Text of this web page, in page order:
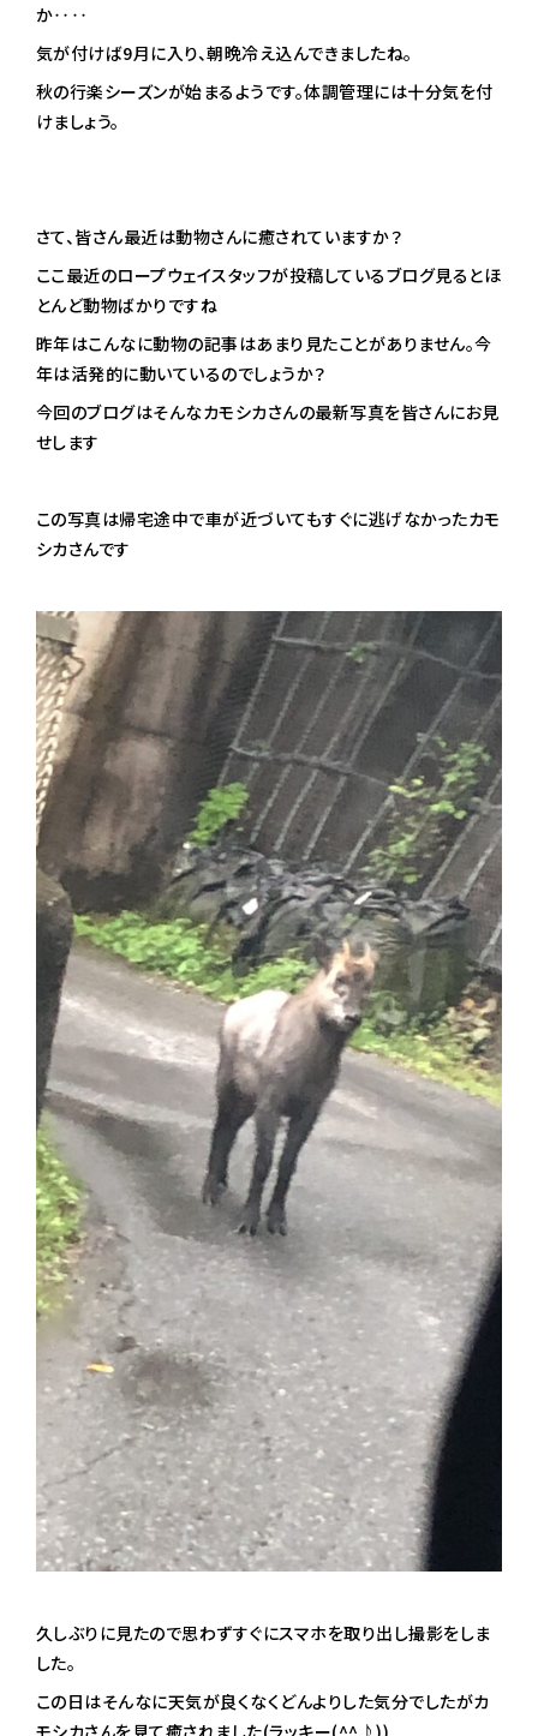
か‥‥
気が付けば9月に入り、朝晩冷え込んできましたね。
秋の行楽シーズンが始まるようです。体調管理には十分気を付
けましょう。
さて、皆さん最近は動物さんに癒されていますか？
ここ最近のロープウェイスタッフが投稿しているブログ見るとほ
とんど動物ばかりですね
昨年はこんなに動物の記事はあまり見たことがありません。今
年は活発的に動いているのでしょうか？
今回のブログはそんなカモシカさんの最新写真を皆さんにお見
せします
この写真は帰宅途中で車が近づいてもすぐに逃げなかったカモ
シカさんです
久しぶりに見たので思わずすぐにスマホを取り出し撮影をしま
した。
この日はそんなに天気が良くなくどんよりした気分でしたがカ
モシカさんを見て癒されました(ラッキー(^^♪))